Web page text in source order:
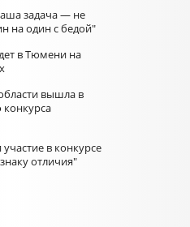
задача — не
на один с бедой"
в Тюмени на
вышла в
конкурса
в конкурсе
отличия"